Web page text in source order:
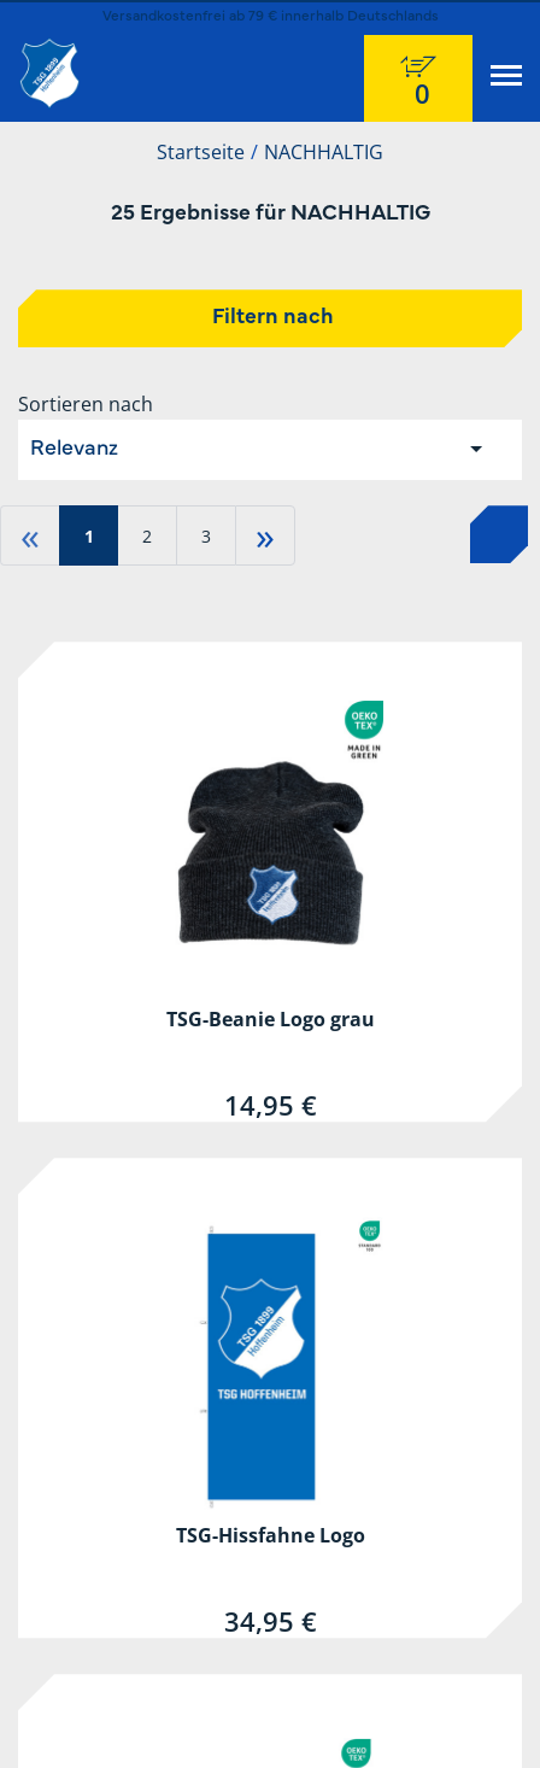
Versandkostenfrei ab 79 € innerhalb Deutschlands
0
Startseite NACHHALTIG
25 Ergebnisse für NACHHALTIG
Filtern nach
Sortieren nach
Relevanz
« 1 2 3 »
TSG-Beanie Logo grau
14,95 €
TSG-Hissfahne Logo
34,95 €